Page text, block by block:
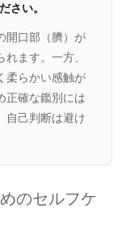
さい。
開口部（臍）が
ます。一方、
柔らかい感触が
正確な鑑別には
自己判断は避け
のセルフケ